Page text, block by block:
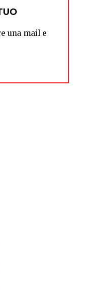
una mail e